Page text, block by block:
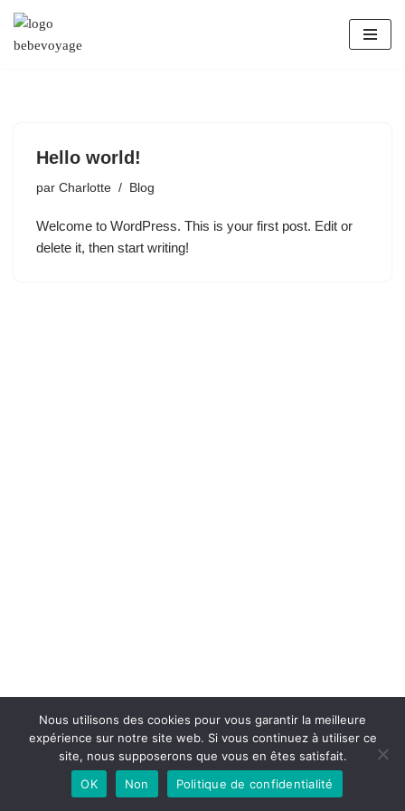
Aller
Hello world!
par Charlotte Blog
Welcome to WordPress. This is your first post. Edit or
delete it, then start writing!
Neve| Propulsé parWordPress
Test des Meilleurs Lit Parapluie Contact
Nous utilisons des cookies pour vous garantir la meilleure
expérience sur notre site web. Si vous continuez à utiliser ce
site, nous supposerons que vous en êtes satisfait.
OK
Non Politique de confidentialité